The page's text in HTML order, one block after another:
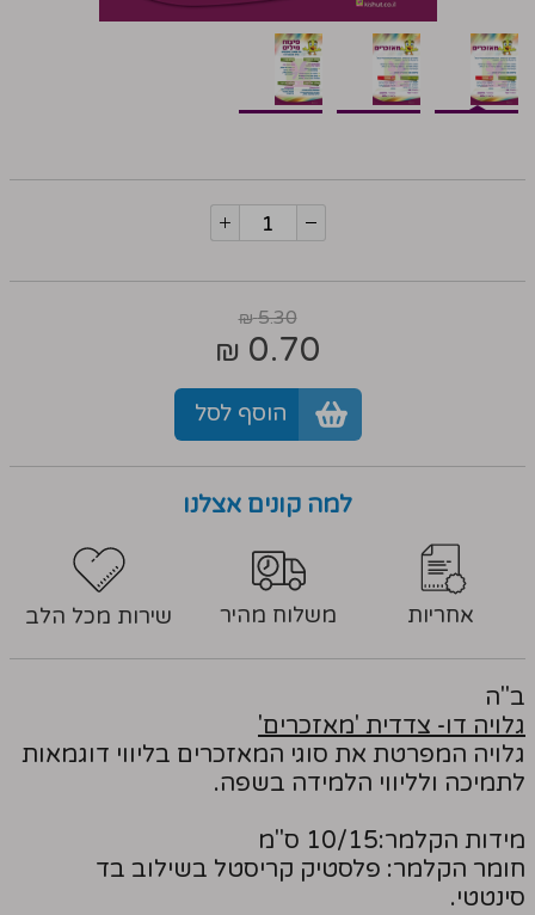
5.30
₪
0.70
₪
הוסף לסל
למה קונים אצלנו
אחריות משלוח מהיר שירות מכל הלב
ב"ה
גלויה דו- צדדית 'מאזכרים'
גלויה המפרטת את סוגי המאזכרים בליווי דוגמאות
לתמיכה ולליווי הלמידה בשפה.
מידות הקלמר:10/15 ס"מ
חומר הקלמר: פלסטיק קריסטל בשילוב בד
סינטטי.